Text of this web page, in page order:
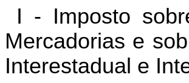
I - Imposto
Mercadorias e
Interestadual e